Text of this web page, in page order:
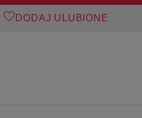
DODAJ ULUBIONE